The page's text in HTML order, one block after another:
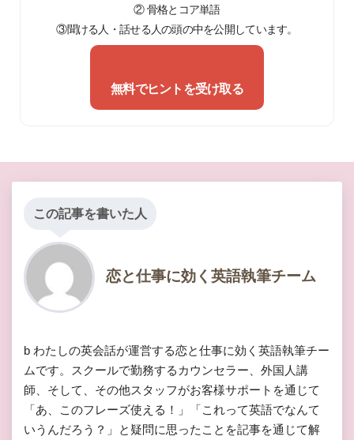
② 骨格とコア単語
③聞ける人・話せる人の頭の中を公開しています。
無料でヒントを受け取る
この記事を書いた人
恋と仕事に効く英語執筆チーム
b わたしの英会話が運営する恋と仕事に効く英語執筆チー
ムです。スクールで勤務するカウンセラー、外国人講
師、そして、その他スタッフがお客様サポートを通じて
「あ、このフレーズ使える！」「これって英語でなんて
いうんだろう？」と疑問に思ったことを記事を通じて解